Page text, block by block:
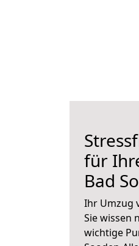
für
Bad
Ihr Umzug
Sie wissen
wichtige